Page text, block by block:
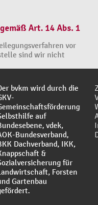
Art. 14 Abs. 1
vor
sind wir nicht
bvkm wird durch die
auf
vdek,
Bundesverband,
Dachverband, IKK,
&
für
Forsten
Gartenbau